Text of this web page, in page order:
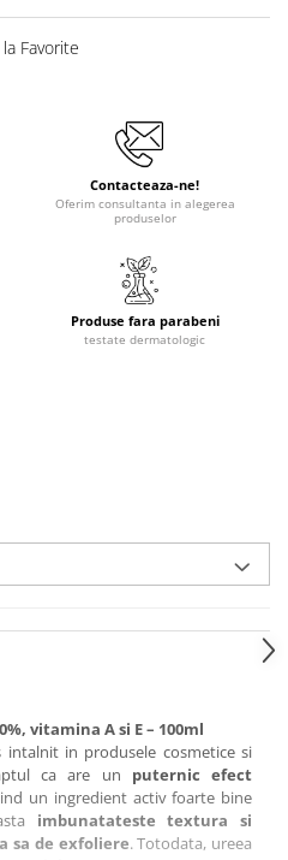
Favorite
Contacteaza-ne!
Oferim consultanta in alegerea
produselor
Produse fara parabeni
testate dermatologic
vitamina A si E – 100ml
intalnit in produsele cosmetice si
ca are un puternic efect
un ingredient activ foarte bine
imbunatateste textura si
sa de exfoliere. Totodata, ureea